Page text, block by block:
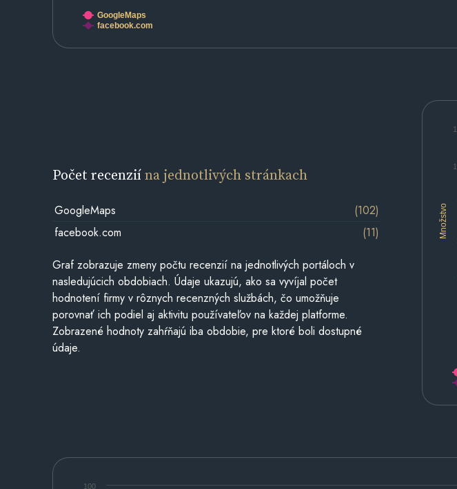
GoogleMaps
facebook.com
Množstvo
Počet recenziína jednotlivých stránkach
GoogleMaps
(102)
facebook.com
(11)
Graf zobrazuje zmeny počtu recenzií na jednotlivých portáloch v
nasledujúcich obdobiach. Údaje ukazujú, ako sa vyvíjal počet
hodnotení firmy v rôznych recenzných službách, čo umožňuje
porovnať ich podiel aj aktivitu používateľov na každej platforme.
Zobrazené hodnoty zahŕňajú iba obdobie, pre ktoré boli dostupné
údaje.
100